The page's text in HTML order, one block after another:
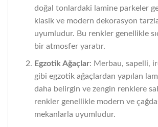
doğal tonlardaki lamine parkeler
klasik ve modern dekorasyon
uyumludur. Bu renkler genellikle
bir atmosfer yaratır.
Egzotik Ağaçlar: Merbau, sapelli,
gibi egzotik ağaçlardan yapılan
daha belirgin ve zengin renklere
renkler genellikle modern ve
mekanlarla uyumludur.